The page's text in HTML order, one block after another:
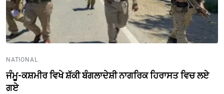
NATIONAL
ਜੰਮੂ-ਕਸ਼ਮੀਰ ਵਿਖੇ ਸ਼ੱਕੀ ਬੰਗਲਾਦੇਸ਼ੀ ਨਾਗਰਿਕ ਹਿਰਾਸਤ ਵਿਚ ਲਏ
ਗਏ